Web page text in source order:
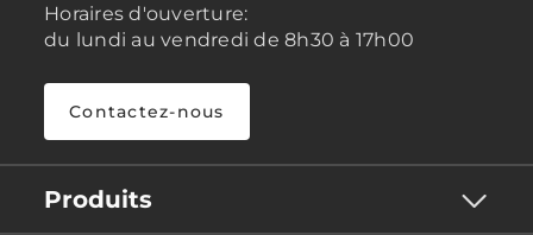
Horaires d'ouverture:
du lundi au vendredi de 8h30 à 17h00
Contactez-nous
Produits